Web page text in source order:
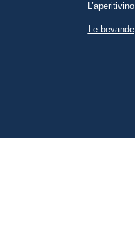
L’aperitivino
Le bevande